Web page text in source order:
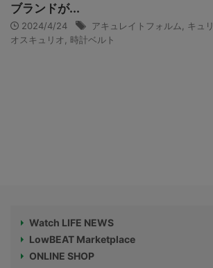
ブランドが...
2024/4/24 アキュレイトフォルム
キュリ
オスキュリオ
時計ベルト
Watch LIFE NEWS
LowBEAT Marketplace
ONLINE SHOP